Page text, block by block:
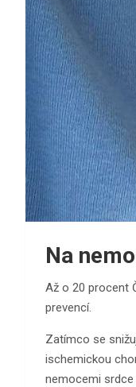
Na
Až o 20 procent
prevencí.
Zatímco se
ischemickou
nemocemi